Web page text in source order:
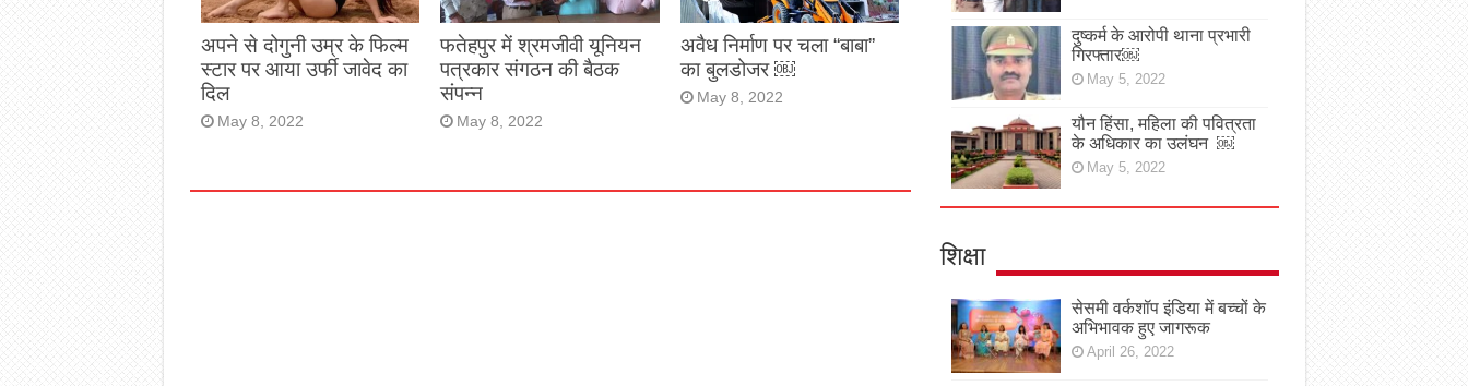
अपने से दोगुनी उम्र के फिल्म
स्टार पर आया उर्फी जावेद का
दिल
May 8, 2022
फतेहपुर में श्रमजीवी यूनियन
पत्रकार संगठन की बैठक
संपन्न
May 8, 2022
अवैध निर्माण पर चला “बाबा”
का बुलडोजर ￼
May 8, 2022
दुष्कर्म के आरोपी थाना प्रभारी
गिरफ्तार￼
May 5, 2022
यौन हिंसा, महिला की पवित्रता
के अधिकार का उलंघन ￼
May 5, 2022
शिक्षा
सेसमी वर्कशॉप इंडिया में बच्चों के
अभिभावक हुए जागरूक
April 26, 2022